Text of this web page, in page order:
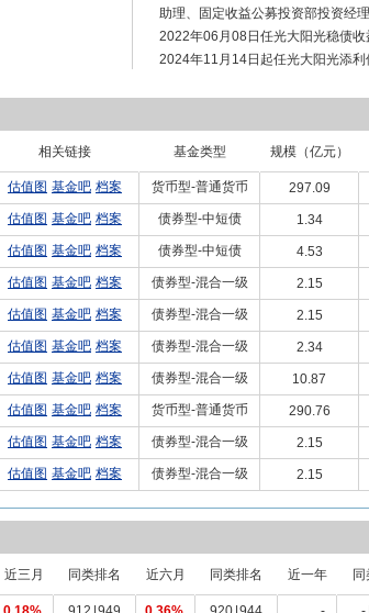
助理、固定收益公募投资部投资经
2022年06月08日任光大阳光稳债收
2024年11月14日起任光大阳光添
理。2025年02月21日起担任光大
年12月加入光大保德信基金管理
稳债中短债债券型证券投资基金、
相关链接 基金类型 规模（亿元）
估值图 基金吧 档案 货币型-普通货币 297.09
估值图 基金吧 档案 债券型-中短债 1.34
估值图 基金吧 档案 债券型-中短债 4.53
估值图 基金吧 档案 债券型-混合一级 2.15
估值图 基金吧 档案 债券型-混合一级 2.15
估值图 基金吧 档案 债券型-混合一级 2.34
估值图 基金吧 档案 债券型-混合一级 10.87
估值图 基金吧 档案 货币型-普通货币 290.76
估值图 基金吧 档案 债券型-混合一级 2.15
估值图 基金吧 档案 债券型-混合一级 2.15
近三月 同类排名 近六月 同类排名 近一年